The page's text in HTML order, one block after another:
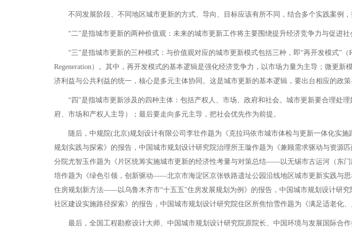
不同发展阶段、不同地区城市更新的方式、导向、目标应该有所不同，结合多个实践案例，
“二”是指城市更新的两种价值观：未来的城市更新工作将主要围绕提升经济竞争力与促进社
“三”是指城市更新的三种模式：与价值观对应的城市更新模式包括三种，即“再开发模式”（
Regeneration）。其中，再开发模式的基本逻辑是强化经济竞争力，以市场力量为主导；微更
济利益与公共利益的统一，核心是多元主体协同。这是城市更新的基本逻辑，要出台相应的政策
“四”是指城市更新涉及的四种主体：包括产权人、市场、政府和社会。城市更新要合理处
府、市场和产权人主导）；最后要走向多元主导，把社会优先作为前提。
随后，中规院(北京)规划设计有限公司李壮作题为《克拉玛依市城市体检与更新一体化实施
规划实践与探索》的报告，中国城市规划设计研究院治理所王璇作题为《兼顾需求驱动与资
分院尤智玉作题为《片区统筹实施城市更新的经济性考量与对策总结——以无锡市古运河（东
培作题为《绿色引领，创新驱动——北京市海淀区京张铁路遗址公园沿线地区城市更新实践与
住房规划新方法——以乌鲁木齐市“十五五”住房发展规划为例》的报告，中国城市规划设计研
社区建设实施路径探索》的报告，中国城市规划设计研究院住区所焦怡雪作题为《满足适老化、
最后，全国工程勘察设计大师、中国城市规划设计研究院原院长、中国环境与发展国际合作